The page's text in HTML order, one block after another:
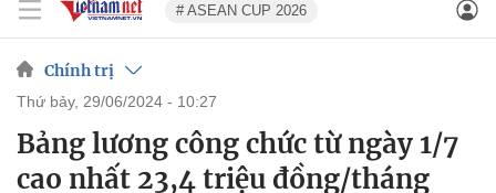
# ASEAN CUP 2026
Chính trị
thứ bảy, 29/06/2024 - 10:27
Bảng lương công chức từ ngày 1/7
cao nhất 23,4 triệu đồng/tháng